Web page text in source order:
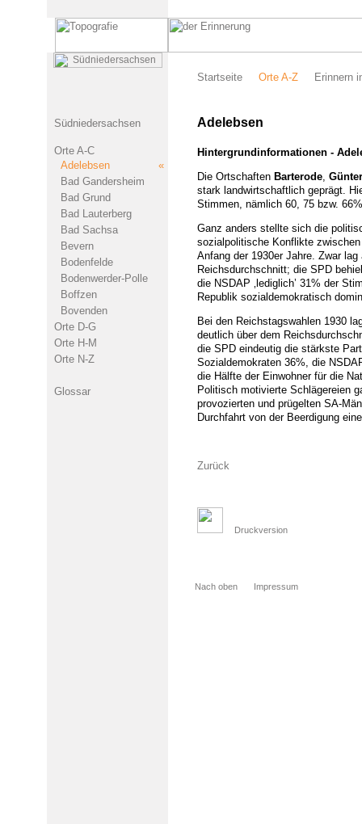
Südniedersachsen
Orte A-C
Adelebsen «
Bad Gandersheim
Bad Grund
Bad Lauterberg
Bad Sachsa
Bevern
Bodenfelde
Bodenwerder-Polle
Boffzen
Bovenden
Orte D-G
Orte H-M
Orte N-Z
Glossar
Startseite Orte A-Z Erinnern
Adelebsen
Hintergrundinformationen -
Die Ortschaften Barterode,
stark landwirtschaftlich geprägt.
Stimmen, nämlich 60, 75 bzw.
Ganz anders stellte sich die
sozialpolitische Konflikte
Anfang der 1930er Jahre. Zwar
Reichsdurchschnitt; die SPD
die NSDAP ‚lediglich’ 31% der
Republik sozialdemokratisch
Bei den Reichstagswahlen 1930
deutlich über dem
die SPD eindeutig die stärkste
Sozialdemokraten 36%, die
die Hälfte der Einwohner für die
Politisch motivierte Schlägereien
provozierten und prügelten SA-
Durchfahrt von der Beerdigung
Zurück
Druckversion
Nach oben Impressum